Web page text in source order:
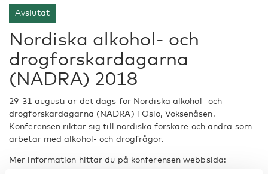
Avslutat
Nordiska alkohol- och
drogforskardagarna
(NADRA) 2018
29-31 augusti är det dags för Nordiska alkohol- och
drogforskardagarna (NADRA) i Oslo, Voksenåsen.
Konferensen riktar sig till nordiska forskare och andra som
arbetar med alkohol- och drogfrågor.
Mer information hittar du på konferensen webbsida: